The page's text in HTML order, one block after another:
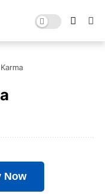
Now